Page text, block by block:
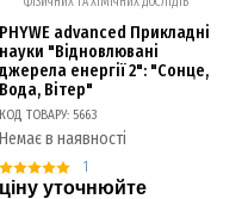
PHYWE advanced Прикладні
науки "Відновлювані
джерела енергії 2": "Сонце,
Вода, Вітер"
КОД ТОВАРУ: 5663
Немає в наявності
1
ціну уточнюйте